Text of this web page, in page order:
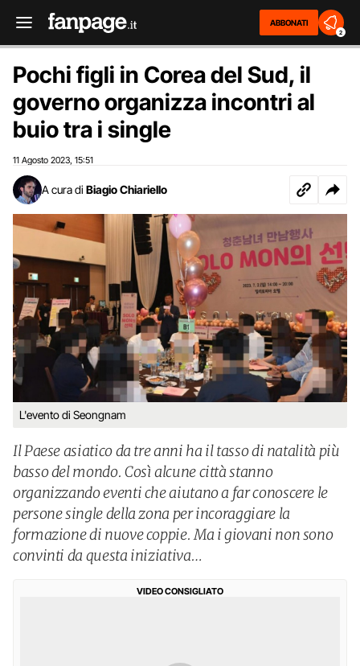
ABBONATI
2
Pochi figli in Corea del Sud, il
governo organizza incontri al
buio tra i single
11 Agosto 2023 15:51
A cura di Biagio Chiariello
L'evento di Seongnam
Il Paese asiatico da tre anni ha il tasso di natalità più
basso del mondo. Così alcune città stanno
organizzando eventi che aiutano a far conoscere le
persone single della zona per incoraggiare la
formazione di nuove coppie. Ma i giovani non sono
convinti da questa iniziativa…
VIDEO CONSIGLIATO